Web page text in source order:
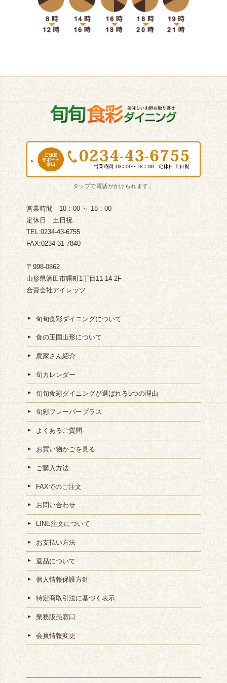
営業時間 10：00 ～ 18：00
定休日 土日祝
TEL:0234-43-6755
FAX:0234-31-7840
〒998-0862
山形県酒田市曙町1丁目11-14 2F
合資会社アイレッツ
旬旬食彩ダイニングについて
食の王国山形について
農家さん紹介
旬カレンダー
旬旬食彩ダイニングが選ばれる5つの理由
旬彩フレーバープラス
よくあるご質問
お買い物かごを見る
ご購入方法
FAXでのご注文
お問い合わせ
LINE注文について
お支払い方法
返品について
個人情報保護方針
特定商取引法に基づく表示
業務販売窓口
会員情報変更